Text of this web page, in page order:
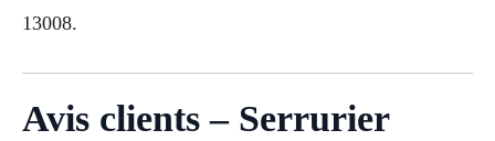
13008.
Avis clients – Serrurier